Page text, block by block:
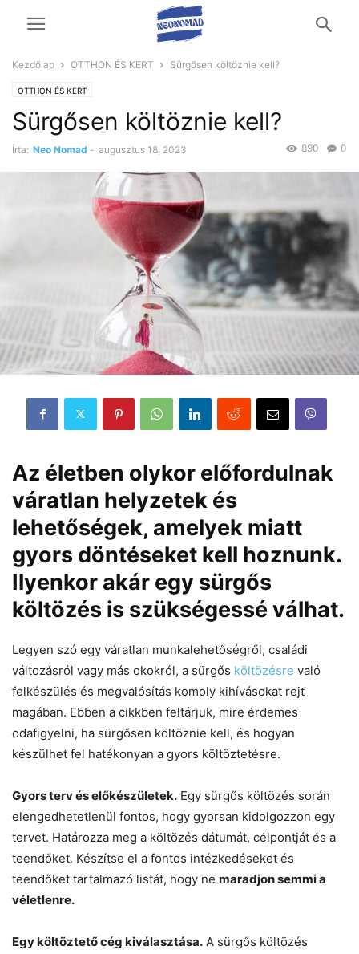
Kezdőlap OTTHON ÉS KERT Sürgősen költöznie kell?
OTTHON ÉS KERT
Sürgősen költöznie kell?
Írta: Neo Nomad - augusztus 18, 2023 0
890
Az életben olykor előfordulnak
váratlan helyzetek és
lehetőségek, amelyek miatt
gyors döntéseket kell hoznunk.
Ilyenkor akár egy sürgős
költözés is szükségessé válhat.
Legyen szó egy váratlan munkalehetőségről, családi
változásról vagy más okokról, a sürgős költözésre való
felkészülés és megvalósítás komoly kihívásokat rejt
magában. Ebben a cikkben feltárjuk, mire érdemes
odafigyelni, ha sürgősen költöznie kell, és hogyan
készülhet fel hatékonyan a gyors költöztetésre.
Gyors terv és előkészületek. Egy sürgős költözés során
elengedhetetlenül fontos, hogy gyorsan kidolgozzon egy
tervet. Határozza meg a költözés dátumát, célpontját és a
teendőket. Készítse el a fontos intézkedéseket és
teendőket tartalmazó listát, hogy ne maradjon semmi a
véletlenre.
Egy költöztető cég kiválasztása. A sürgős költözés